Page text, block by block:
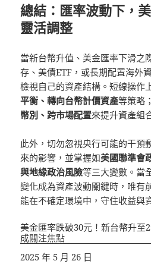
總結：匯率波動下，
靈活調整
當新台幣升值、美金匯率下滑之
存、美債ETF，或長期配置海外
檢視自己的資產結構。短線操作
平衡、轉向台幣計價資產等策略
幣別、跨市場配置來提升資產組
此外，切勿忽視央行可能的干預
來的影響，並掌握如美國聯準會
與地緣政治風險等三大變數。當
變化成為資產波動關鍵時，唯有
能在不確定環境中，守住收益與
美金匯率跌破30元！新台幣升至
成關注焦點
日期
2025 年 5 月 26 日